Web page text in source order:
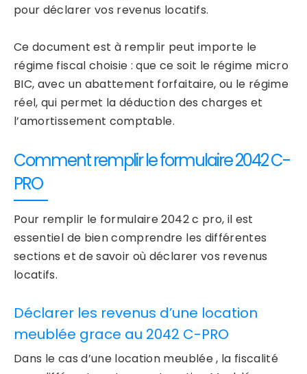
pour déclarer vos revenus locatifs.
Ce document est à remplir peut importe le
régime fiscal choisie : que ce soit le régime micro
BIC, avec un abattement forfaitaire, ou le régime
réel, qui permet la déduction des charges et
l’amortissement comptable.
Comment remplir le formulaire 2042 C-
PRO
Pour remplir le formulaire 2042 c pro, il est
essentiel de bien comprendre les différentes
sections et de savoir où déclarer vos revenus
locatifs.
Déclarer les revenus d’une location
meublée grace au 2042 C-PRO
Dans le cas d’une location meublée , la fiscalité